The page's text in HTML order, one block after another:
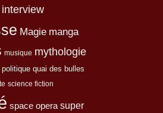
interview
Magie manga
musique mythologie
politique quai des bulles
science fiction
space opera super